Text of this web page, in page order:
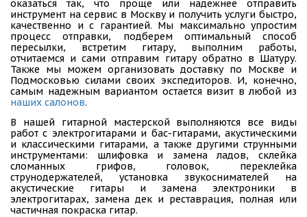
оказаться так, что проще или надежнее отправить
инструмент на сервис в Москву и получить услуги быстро,
качественно и с гарантией. Мы максимально упростим
процесс отправки, подберем оптимальный способ
пересылки, встретим гитару, выполним работы,
отчитаемся и сами отправим гитару обратно в Шатуру.
Также мы можем организовать доставку по Москве и
Подмосковью силами своих экспедиторов. И, конечно,
самым надежным вариантом остается визит в любой из
наших салонов.
В нашей гитарной мастерской выполняются все виды
работ с электрогитарами и бас-гитарами, акустическими
и классическими гитарами, а также другими струнными
инструментами: шлифовка и замена ладов, склейка
сломанных грифов, головок, переклейка
струнодержателей, установка звукоснимателей на
акустические гитары и замена электроники в
электрогитарах, замена дек и реставрация, полная или
частичная покраска гитар.